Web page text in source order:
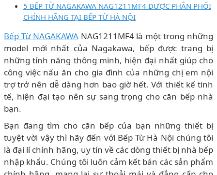
5 BẾP TỪ NAGAKAWA NAG1211MF4 ĐƯỢC PHÂN PHỐI
CHÍNH HÃNG TẠI BẾP TỪ HÀ NỘI
Bếp Từ NAGAKAWANAG1211MF4 là một trong những
model mới nhất của Nagakawa, bếp được trang bị
những tính năng thông minh, hiện đại nhất giúp cho
công việc nấu ăn cho gia đình của những chị em nội
trợ trở nên dễ dàng hơn bao giờ hết. Với thiết kế tinh
tế, hiện đại tạo nên sự sang trọng cho căn bếp nhà
bạn.
Bạn đang tìm cho căn bếp của bạn những thiết bị
tuyệt vời vậy thì hãy đến với Bếp Từ Hà Nội chúng tôi
là đại lí chính hãng, uy tín về các dòng thiết bị nhà bếp
nhập khẩu. Chúng tôi luôn cảm kết bán các sản phẩm